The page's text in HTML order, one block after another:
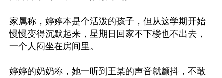
家属称，婷婷本是个活泼的孩子，但从这学期开始
慢慢变得沉默起来，星期日回家不下楼也不出去，
一个人闷坐在房间里。
婷婷的奶奶称，她一听到王某的声音就颤抖，不敢